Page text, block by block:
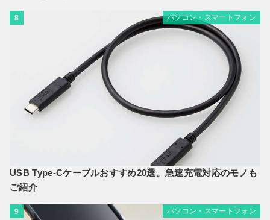
8 パソコン・スマートフォン
USB Type-Cケーブルおすすめ20選。急速充電対応のモノも
ご紹介
9 パソコン・スマートフォン